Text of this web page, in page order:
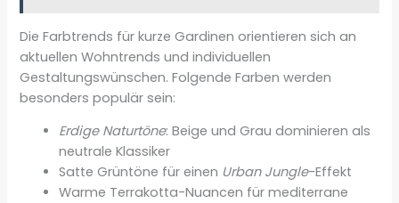
Die Farbtrends für kurze Gardinen orientieren sich an
aktuellen Wohntrends und individuellen
Gestaltungswünschen. Folgende Farben werden
besonders populär sein:
Erdige Naturtöne: Beige und Grau dominieren als
neutrale Klassiker
Satte Grüntöne für einen Urban Jungle-Effekt
Warme Terrakotta-Nuancen für mediterrane